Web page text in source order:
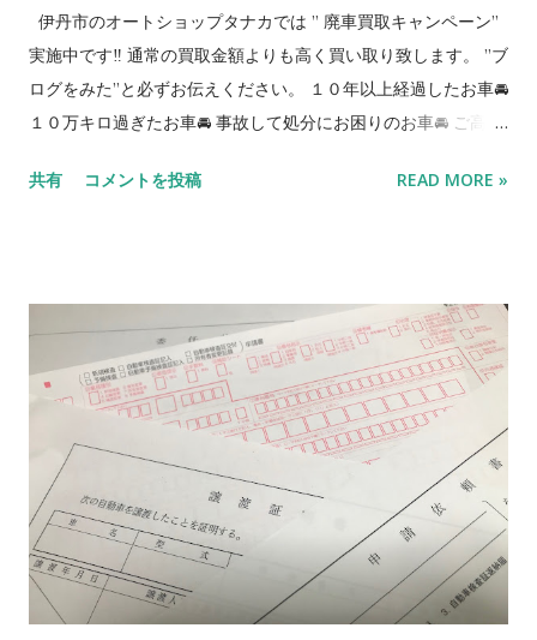
ます‼ （当店でお車をご購入したお客様によるご紹介の限定特
典） 🔴中古車販売に対する取り組み🔴 【全国での最安値ライン
に挑戦】 当社は軽自動車、ミニバン、軽箱バン、軽SUVを得意
としており10年ほど経過した車両をお支払総額15万〜25万円,と
います。 10年経ったお車をしっかり整備、しっかりお掃除して
る事なくそのままの状態で販売しております。 キズに関しては
気になる箇所...
伊丹市のオートショップタナカでは ” 廃車買取キャンペーン”
実施中です‼️ 通常の買取金額よりも高く買い取り致します。 ”ブ
ログをみた”と必ずお伝えください。 １０年以上経過したお車🚘
１０万キロ過ぎたお車🚘 事故して処分にお困りのお車🚘 ご高齢
お考えのお車🚘 次の税金払いたくないなー、などコスト削減の
車 30,000円 軽自動車 20,000円 *相場により予
告なく買取価格が変動する場合があります。 *当店にお持ち込
み頂くとなんと買取価格 5000円アップ⇑ ＊車検切れ、事故車
等近隣お引取りをご希望の方はご相談ください。 廃車専用ダイ
アル：090-4303-3362 ⭕️抹消の書類の手続
きも無料でやります。 R5/2/17更新
ご質問、お問合せはこちらから 当社販売車両はカーセンサー、
グーネットで 『オートショップタナカ』 で検索して下さい❗️ 廃
車無料引取りキャンペーン❗️ 車検切れ、事故車、不動車 等
お任せ下さい。 お問合せ先 072-781-1757
共有 コメントを投稿 READ MORE »